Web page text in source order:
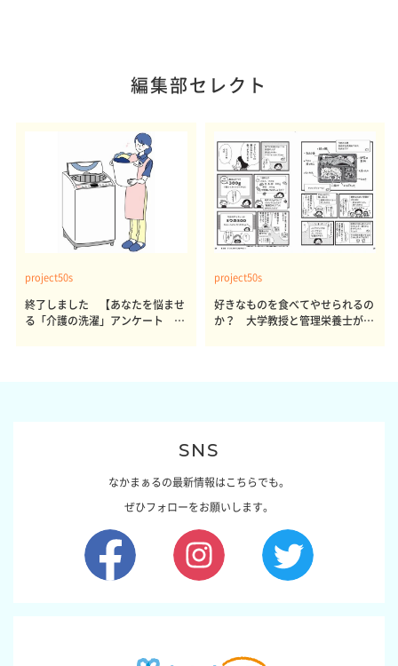
編集部セレクト
project50s
終了しました 【あなたを悩ませ
る「介護の洗濯」アンケート 体
project50s
好きなものを食べてやせられるの
か？ 大学教授と管理栄養士が出
SNS
なかまぁるの最新情報はこちらでも。
ぜひフォローをお願いします。